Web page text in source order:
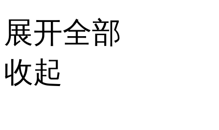
展开全部
收起